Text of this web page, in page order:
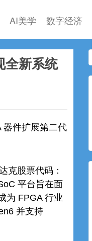
AI美学 数字经济
全新系统
件扩展第二代
克股票代码：
平台旨在面
为 FPGA 行业
并支持